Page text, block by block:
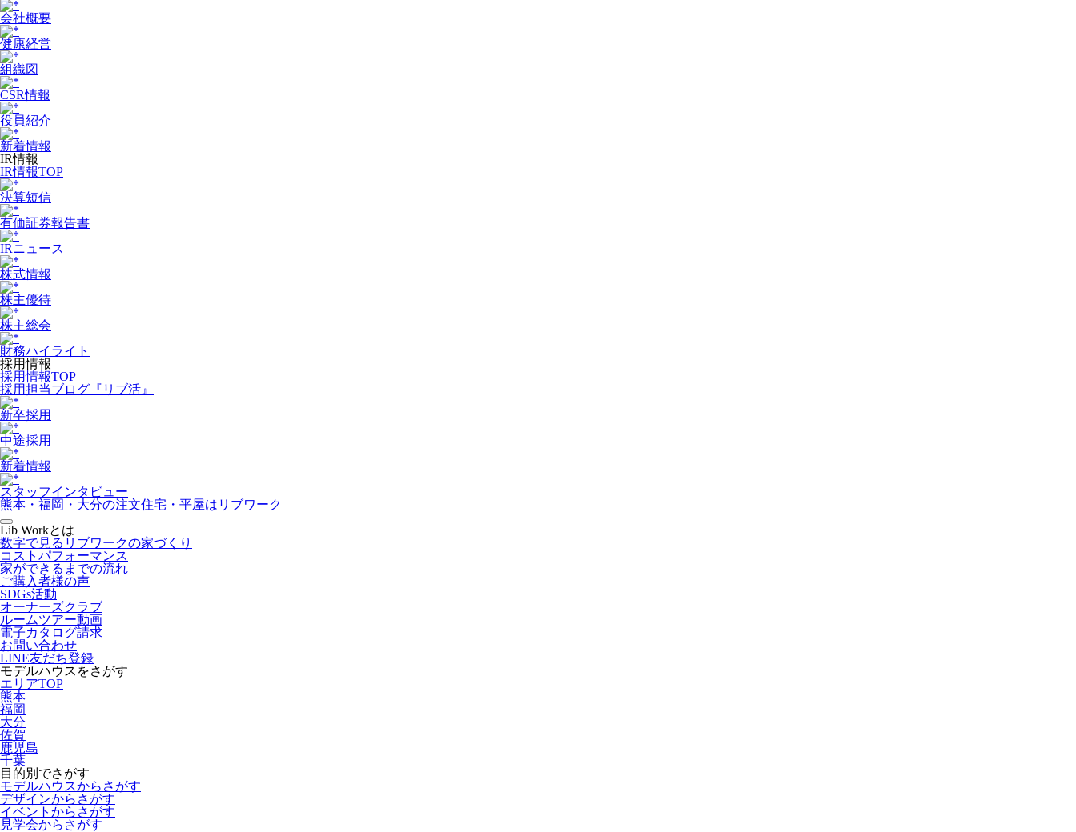
会社概要
健康経営
組織図
CSR情報
役員紹介
新着情報
IR情報
IR情報TOP
決算短信
有価証券報告書
IRニュース
株式情報
株主優待
株主総会
財務ハイライト
採用情報
採用情報TOP
採用担当ブログ『リブ活』
新卒採用
中途採用
新着情報
スタッフインタビュー
熊本・福岡・大分の注文住宅・平屋はリブワーク
Lib Workとは
数字で見るリブワークの家づくり
コストパフォーマンス
家ができるまでの流れ
ご購入者様の声
SDGs活動
オーナーズクラブ
ルームツアー動画
電子カタログ請求
お問い合わせ
LINE友だち登録
モデルハウスをさがす
エリアTOP
熊本
福岡
大分
佐賀
鹿児島
千葉
目的別でさがす
モデルハウスからさがす
デザインからさがす
イベントからさがす
見学会からさがす